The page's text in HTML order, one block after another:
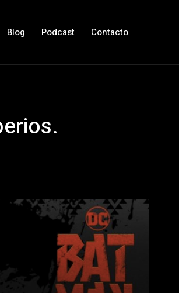
Blog Podcast Contacto